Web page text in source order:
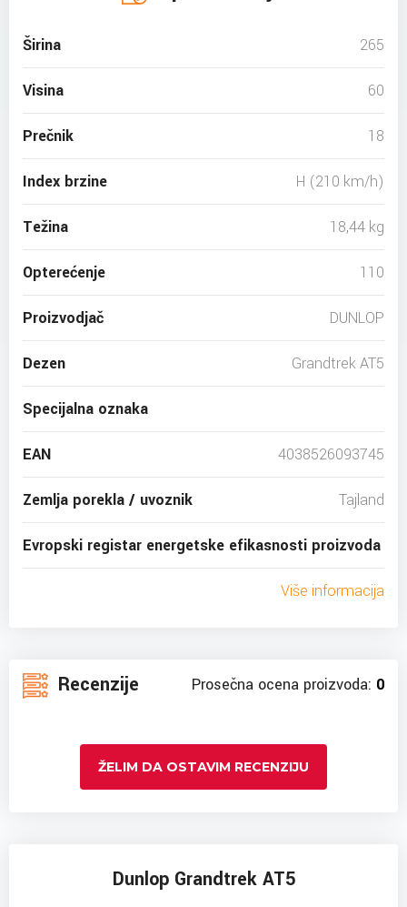
Širina 265
Visina 60
Prečnik 18
Index brzine H (210 km/h)
Težina 18,44 kg
Opterećenje 110
Proizvodjač DUNLOP
Dezen Grandtrek AT5
Specijalna oznaka
EAN 4038526093745
Zemlja porekla / uvoznik Tajland
Evropski registar energetske efikasnosti proizvoda
Više informacija
Recenzije Prosečna ocena proizvoda: 0
ŽELIM DA OSTAVIM RECENZIJU
Dunlop Grandtrek AT5